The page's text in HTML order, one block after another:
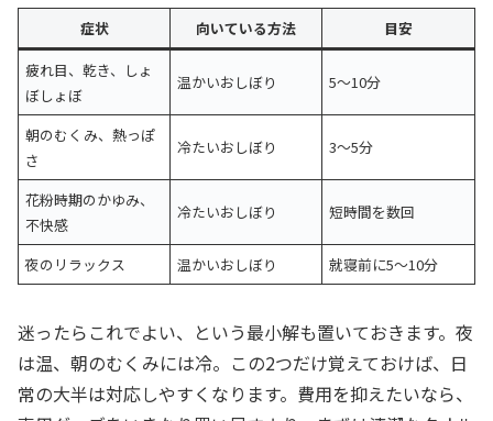
症状 向いている方法
目安
疲れ目、乾き、しょ
ぼしょぼ
温かいおしぼり 5〜10分
朝のむくみ、熱っぽ
さ
冷たいおしぼり 3〜5分
花粉時期のかゆみ、
不快感
冷たいおしぼり 短時間を数回
夜のリラックス 温かいおしぼり 就寝前に5〜10分
迷ったらこれでよい、という最小解も置いておきます。夜
は温、朝のむくみには冷。この2つだけ覚えておけば、日
常の大半は対応しやすくなります。費用を抑えたいなら、